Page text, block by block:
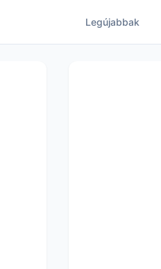
Legújabbak